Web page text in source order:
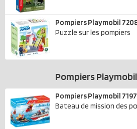
Pompiers Playmobil
Puzzle sur les pompiers
Pompiers
Pompiers Playmobil
Bateau de mission des